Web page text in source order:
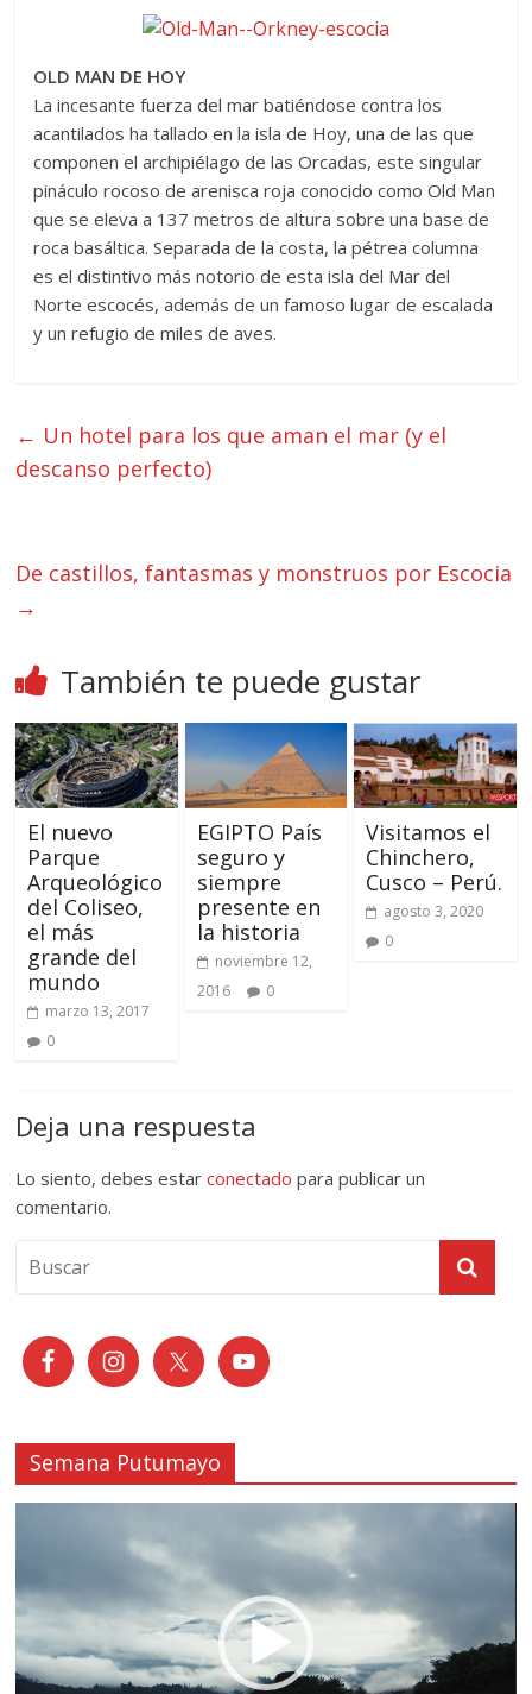
OLD MAN DE HOY
La incesante fuerza del mar batiéndose contra los
acantilados ha tallado en la isla de Hoy, una de las que
componen el archipiélago de las Orcadas, este singular
pináculo rocoso de arenisca roja conocido como Old Man
que se eleva a 137 metros de altura sobre una base de
roca basáltica. Separada de la costa, la pétrea columna
es el distintivo más notorio de esta isla del Mar del
Norte escocés, además de un famoso lugar de escalada
y un refugio de miles de aves.
← Un hotel para los que aman el mar (y el
descanso perfecto)
De castillos, fantasmas y monstruos por Escocia
→
También te puede gustar
El nuevo
Parque
Arqueológico
del Coliseo,
el más
grande del
mundo
marzo 13, 2017
0
EGIPTO País
seguro y
siempre
presente en
la historia
noviembre 12,
2016
0
Visitamos el
Chinchero,
Cusco – Perú.
agosto 3, 2020
0
Deja una respuesta
Lo siento, debes estarconectado para publicar un
comentario.
Semana Putumayo